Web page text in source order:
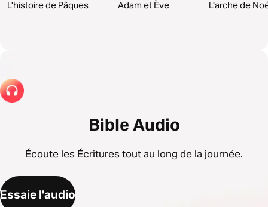
L'histoire de Pâques Adam et Ève L'arche de
Bible Audio
Écoute les Écritures tout au long de la journée.
Essaie l'audio